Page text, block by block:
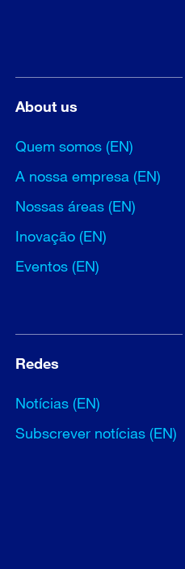
About us
Quem somos (EN)
A nossa empresa (EN)
Nossas áreas (EN)
Inovação (EN)
Eventos (EN)
Redes
Notícias (EN)
Subscrever notícias (EN)